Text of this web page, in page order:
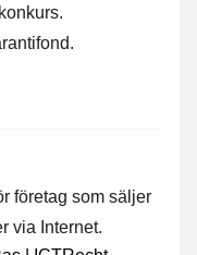
företag som säljer
via Internet.